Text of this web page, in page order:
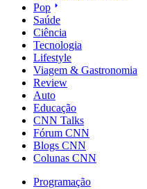
Pop
Saúde
Ciência
Tecnologia
Lifestyle
Viagem & Gastronomia
Review
Auto
Educação
CNN Talks
Fórum CNN
Blogs CNN
Colunas CNN
Programação